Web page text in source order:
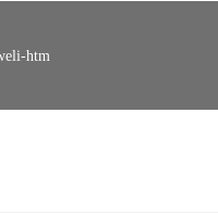
htm